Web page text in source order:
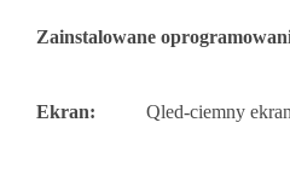
Zainstalowane
Ekran: Qled-ciemny